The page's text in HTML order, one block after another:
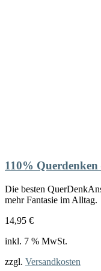
110%
Die besten
mehr Fantasie im Alltag.
14,95 €
inkl. 7 % MwSt.
zzgl. Versandkosten